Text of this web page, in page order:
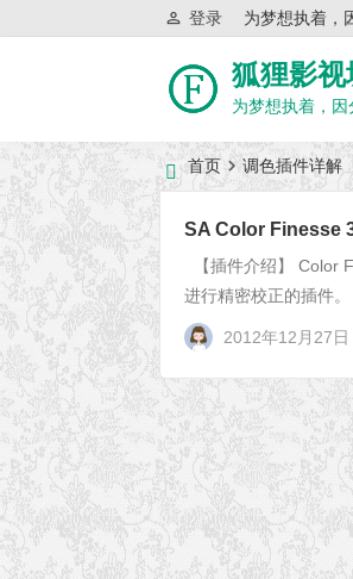
为梦想执着，
登录
狐狸影视
为梦想执着，因
首页 调色插件详解
SA Color Finesse
【插件介绍】 Color
进行精密校正的插件
2012年12月27日